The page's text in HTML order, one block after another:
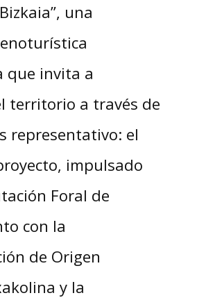
una
que invita a
territorio a través de
representativo: el
impulsado
Foral de
con la
de Origen
y la